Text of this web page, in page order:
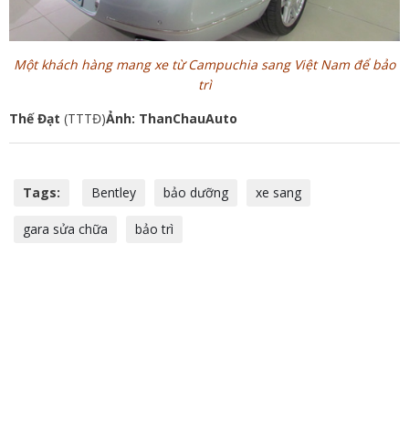
Một khách hàng mang xe từ Campuchia sang Việt Nam để bảo
trì
Thế Đạt (TTTĐ)Ảnh: ThanChauAuto
Tags: Bentley bảo dưỡng xe sang
gara sửa chữa bảo trì